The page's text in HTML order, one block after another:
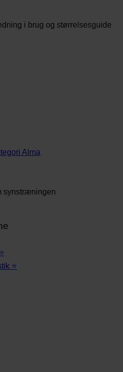
i brug og størrelsesguide
synstræningen
⭐